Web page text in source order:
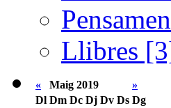
Llibres
« Maig 2019
»
Dl Dm Dc Dj Dv Ds Dg